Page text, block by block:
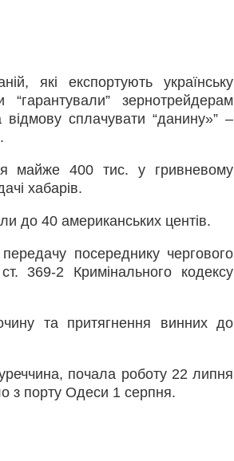
які експортують українську
зернотрейдерам
сплачувати “данину»” –
майже 400 тис. у гривневому
хабарів.
до 40 американських центів.
посереднику чергового
369-2 Кримінального кодексу
та притягнення винних до
почала роботу 22 липня
з порту Одеси 1 серпня.